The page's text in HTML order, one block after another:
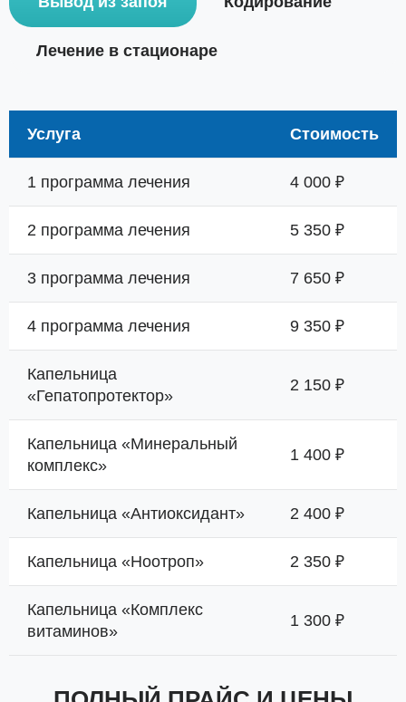
Лечение в стационаре
Услуга Стоимость
1 программа лечения 4 000 ₽
2 программа лечения 5 350 ₽
3 программа лечения 7 650 ₽
4 программа лечения 9 350 ₽
Капельница
«Гепатопротектор»
2 150 ₽
Капельница «Минеральный
комплекс»
1 400 ₽
Капельница «Антиоксидант» 2 400 ₽
Капельница «Ноотроп» 2 350 ₽
Капельница «Комплекс
витаминов»
1 300 ₽